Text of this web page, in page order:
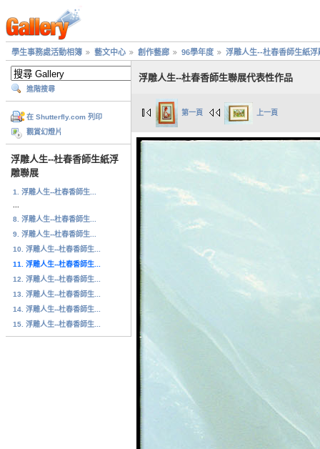
學生事務處活動相簿 藝文中心 創作藝廊 96學年度 浮雕人生--杜春香師生紙浮
進階搜尋
在 Shutterfly.com 列印
觀賞幻燈片
浮雕人生--杜春香師生紙浮
雕聯展
1. 浮雕人生--杜春香師生...
8. 浮雕人生--杜春香師生...
9. 浮雕人生--杜春香師生...
10. 浮雕人生--杜春香師生...
11. 浮雕人生--杜春香師生...
12. 浮雕人生--杜春香師生...
13. 浮雕人生--杜春香師生...
14. 浮雕人生--杜春香師生...
15. 浮雕人生--杜春香師生...
浮雕人生--杜春香師生聯展代表性作品
第一頁 上一頁